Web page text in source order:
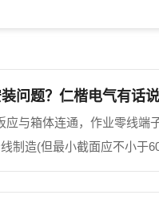
问题？仁楷电气有话说
应与箱体连通，作业零线端
制造(但最小截面应不小
妥。②配电箱箱体铁皮太薄